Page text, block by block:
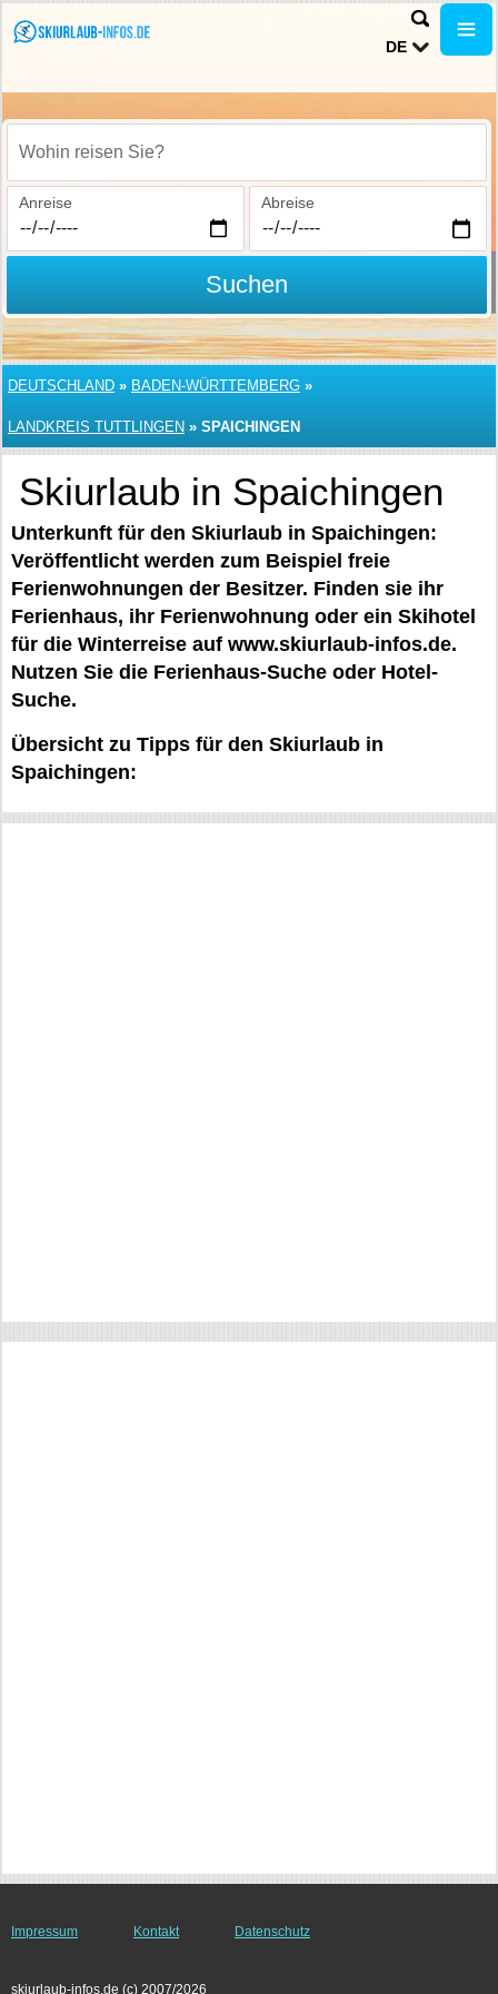
DE
Wohin reisen Sie?
Anreise Abreise
Suchen
DEUTSCHLAND » BADEN-WÜRTTEMBERG »
LANDKREIS TUTTLINGEN » SPAICHINGEN
Skiurlaub in Spaichingen
Unterkunft für den Skiurlaub in Spaichingen:
Veröffentlicht werden zum Beispiel freie
Ferienwohnungen der Besitzer. Finden sie ihr
Ferienhaus, ihr Ferienwohnung oder ein Skihotel
für die Winterreise auf www.skiurlaub-infos.de.
Nutzen Sie die Ferienhaus-Suche oder Hotel-
Suche.
Übersicht zu Tipps für den Skiurlaub in
Spaichingen:
Impressum Kontakt Datenschutz
skiurlaub-infos.de (c) 2007/2026